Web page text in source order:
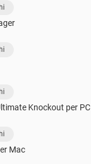
Knockout per PC
Mac